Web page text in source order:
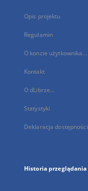
Opis projektu
Regulamin
O koncie użytkownika...
Kontakt
O dLibrze...
Statystyki
Deklaracja dostępności
Historia przeglądania